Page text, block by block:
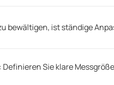
bewältigen, ist ständige
Sie klare